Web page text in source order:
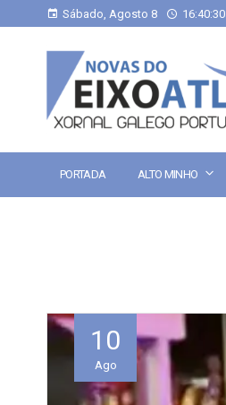
Sábado, Agosto 8 16:40:31
PORTADA ALTO MINHO
10
Ago